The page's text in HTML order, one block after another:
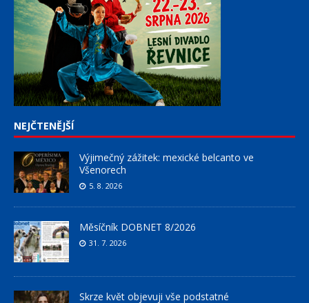
NEJČTENĚJŠÍ
Výjimečný zážitek: mexické belcanto ve
Všenorech
5. 8. 2026
Měsíčník DOBNET 8/2026
31. 7. 2026
Skrze květ objevuji vše podstatné